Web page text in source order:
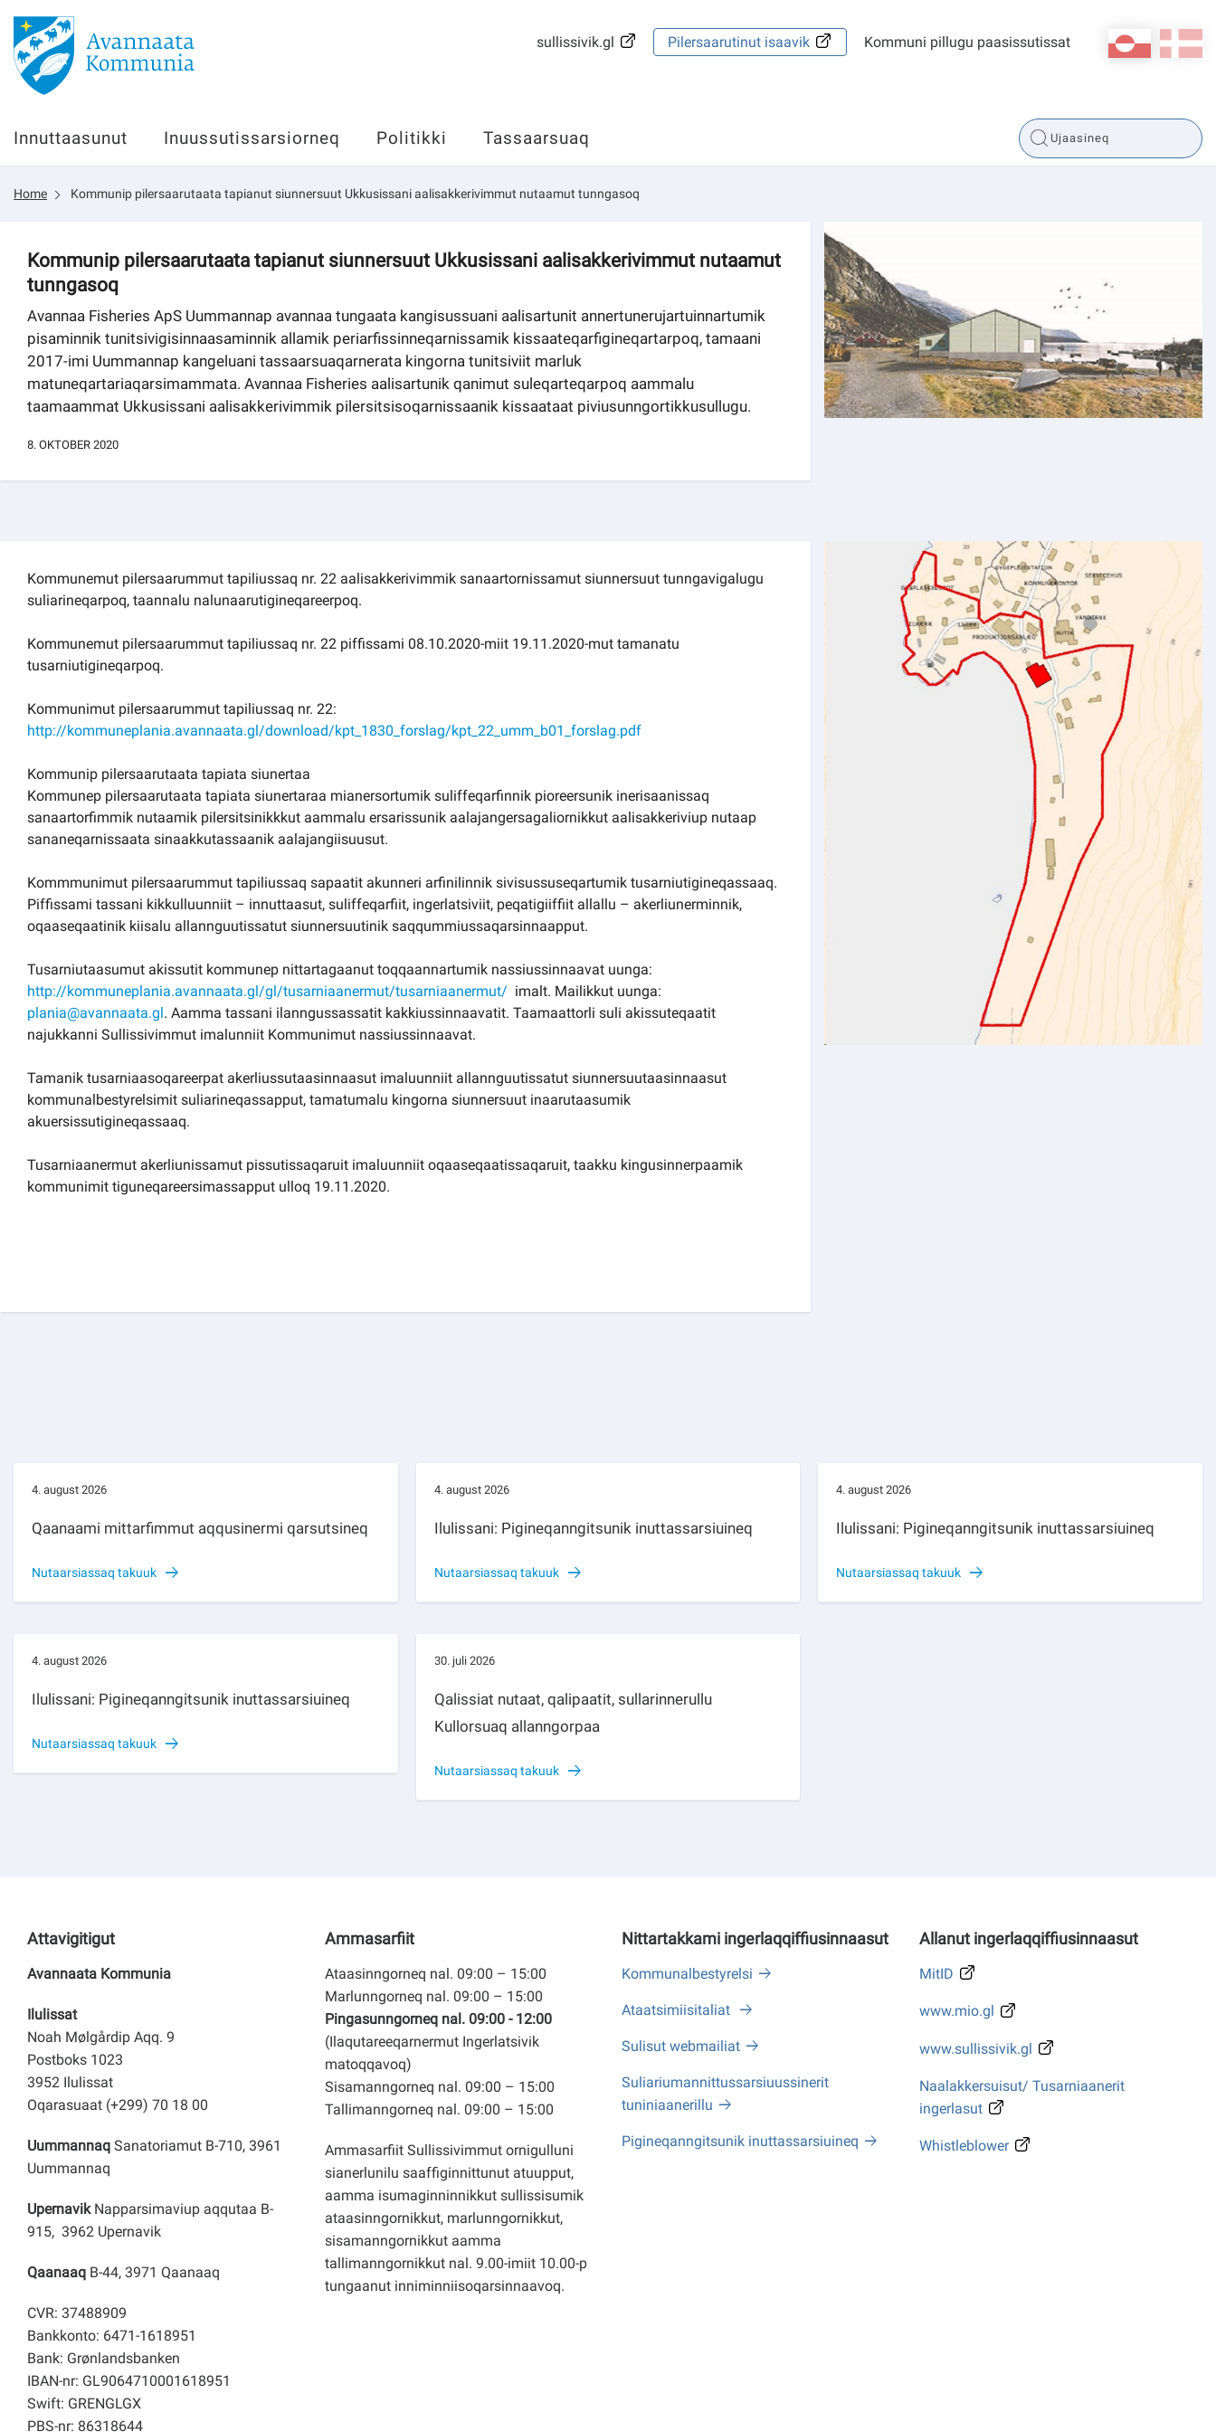
Innuttaasunut
Inuussutissarsiorneq
Politikki
Tassaarsuaq
sullissivik.gl
Pilersaarutinut isaavik
da
kl-GL
sullissivik.gl Pilersaarutinut isaavik Kommuni pillugu paasissutissat
Innuttaasunut Inuussutissarsiorneq Politikki Tassaarsuaq
Home Kommunip pilersaarutaata tapianut siunnersuut Ukkusissani aalisakkerivimmut nutaamut tunngasoq
Kommunip pilersaarutaata tapianut siunnersuut Ukkusissani aalisakkerivimmut nutaamut
tunngasoq
Avannaa Fisheries ApS Uummannap avannaa tungaata kangisussuani aalisartunit annertunerujartuinnartumik
pisaminnik tunitsivigisinnaasaminnik allamik periarfissinneqarnissamik kissaateqarfigineqartarpoq, tamaani
2017-imi Uummannap kangeluani tassaarsuaqarnerata kingorna tunitsiviit marluk
matuneqartariaqarsimammata. Avannaa Fisheries aalisartunik qanimut suleqarteqarpoq aammalu
taamaammat Ukkusissani aalisakkerivimmik pilersitsisoqarnissaanik kissaataat piviusunngortikkusullugu.
8. OKTOBER 2020
Kommunemut pilersaarummut tapiliussaq nr. 22 aalisakkerivimmik sanaartornissamut siunnersuut tunngavigalugu
suliarineqarpoq, taannalu nalunaarutigineqareerpoq.
Kommunemut pilersaarummut tapiliussaq nr. 22 piffissami 08.10.2020-miit 19.11.2020-mut tamanatu
tusarniutigineqarpoq.
Kommunimut pilersaarummut tapiliussaq nr. 22:
http://kommuneplania.avannaata.gl/download/kpt_1830_forslag/kpt_22_umm_b01_forslag.pdf
Kommunip pilersaarutaata tapiata siunertaa
Kommunep pilersaarutaata tapiata siunertaraa mianersortumik suliffeqarfinnik pioreersunik inerisaanissaq
sanaartorfimmik nutaamik pilersitsinikkkut aammalu ersarissunik aalajangersagaliornikkut aalisakkeriviup nutaap
sananeqarnissaata sinaakkutassaanik aalajangiisuusut.
Kommmunimut pilersaarummut tapiliussaq sapaatit akunneri arfinilinnik sivisussuseqartumik tusarniutigineqassaaq.
Piffissami tassani kikkulluunniit – innuttaasut, suliffeqarfiit, ingerlatsiviit, peqatigiiffiit allallu – akerliunerminnik,
oqaaseqaatinik kiisalu allannguutissatut siunnersuutinik saqqummiussaqarsinnaapput.
Tusarniutaasumut akissutit kommunep nittartagaanut toqqaannartumik nassiussinnaavat uunga:
http://kommuneplania.avannaata.gl/gl/tusarniaanermut/tusarniaanermut/ imalt. Mailikkut uunga:
plania@avannaata.gl. Aamma tassani ilanngussassatit kakkiussinnaavatit. Taamaattorli suli akissuteqaatit
najukkanni Sullissivimmut imalunniit Kommunimut nassiussinnaavat.
Tamanik tusarniaasoqareerpat akerliussutaasinnaasut imaluunniit allannguutissatut siunnersuutaasinnaasut
kommunalbestyrelsimit suliarineqassapput, tamatumalu kingorna siunnersuut inaarutaasumik
akuersissutigineqassaaq.
Tusarniaanermut akerliunissamut pissutissaqaruit imaluunniit oqaaseqaatissaqaruit, taakku kingusinnerpaamik
kommunimit tiguneqareersimassapput ulloq 19.11.2020.
4. august 2026
Qaanaami mittarfimmut aqqusinermi qarsutsineq
Nutaarsiassaq takuuk
4. august 2026
Ilulissani: Pigineqanngitsunik inuttassarsiuineq
Nutaarsiassaq takuuk
4. august 2026
Ilulissani: Pigineqanngitsunik inuttassarsiuineq
Nutaarsiassaq takuuk
4. august 2026
Ilulissani: Pigineqanngitsunik inuttassarsiuineq
Nutaarsiassaq takuuk
30. juli 2026
Qalissiat nutaat, qalipaatit, sullarinnerullu
Kullorsuaq allanngorpaa
Nutaarsiassaq takuuk
Attavigitigut
Avannaata Kommunia
Ilulissat
Noah Mølgårdip Aqq. 9
Postboks 1023
3952 Ilulissat
Oqarasuaat (+299) 70 18 00
Uummannaq Sanatoriamut B-710, 3961
Uummannaq
Upernavik Napparsimaviup aqqutaa B-
915, 3962 Upernavik
Qaanaaq B-44, 3971 Qaanaaq
CVR: 37488909
Bankkonto: 6471-1618951
Bank: Grønlandsbanken
IBAN-nr: GL9064710001618951
Swift: GRENGLGX
PBS-nr: 86318644
Ammasarfiit
Ataasinngorneq nal. 09:00 – 15:00
Marlunngorneq nal. 09:00 – 15:00
Pingasunngorneq nal. 09:00 - 12:00
(Ilaqutareeqarnermut Ingerlatsivik
matoqqavoq)
Sisamanngorneq nal. 09:00 – 15:00
Tallimanngorneq nal. 09:00 – 15:00
Ammasarfiit Sullissivimmut ornigulluni
sianerlunilu saaffiginnittunut atuupput,
aamma isumaginninnikkut sullissisumik
ataasinngornikkut, marlunngornikkut,
sisamanngornikkut aamma
tallimanngornikkut nal. 9.00-imiit 10.00-p
tungaanut inniminniisoqarsinnaavoq.
Nittartakkami ingerlaqqiffiusinnaasut
Kommunalbestyrelsi
Ataatsimiisitaliat
Sulisut webmailiat
Suliariumannittussarsiuussinerit
tuniniaanerillu
Pigineqanngitsunik inuttassarsiuineq
Allanut ingerlaqqiffiusinnaasut
MitID
www.mio.gl
www.sullissivik.gl
Naalakkersuisut/ Tusarniaanerit
ingerlasut
Whistleblower